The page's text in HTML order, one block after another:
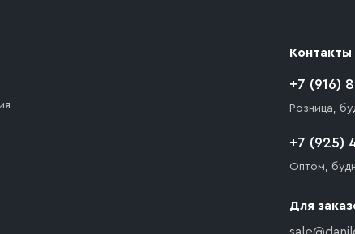
Контакты
+7 (916)
Розница,
+7 (925)
Оптом,
Для